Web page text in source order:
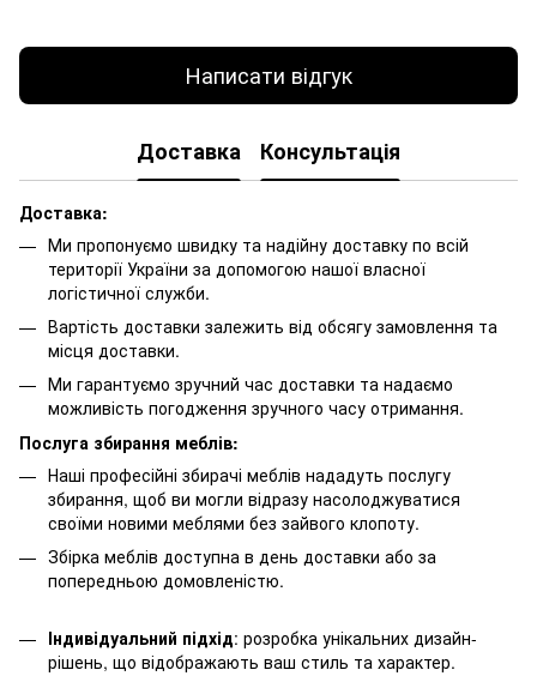
Написати відгук
Доставка Консультація
Доставка:
Ми пропонуємо швидку та надійну доставку по всій
території України за допомогою нашої власної
логістичної служби.
Вартість доставки залежить від обсягу замовлення та
місця доставки.
Ми гарантуємо зручний час доставки та надаємо
можливість погодження зручного часу отримання.
Послуга збирання меблів:
Наші професійні збирачі меблів нададуть послугу
збирання, щоб ви могли відразу насолоджуватися
своїми новими меблями без зайвого клопоту.
Збірка меблів доступна в день доставки або за
попередньою домовленістю.
Індивідуальний підхід: розробка унікальних дизайн-
рішень, що відображають ваш стиль та характер.